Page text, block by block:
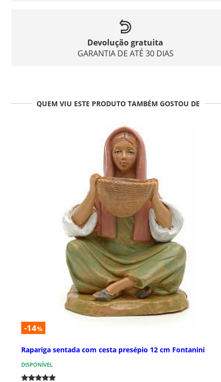
Devolução gratuita
GARANTIA DE ATÉ 30 DIAS
QUEM VIU ESTE PRODUTO TAMBÉM GOSTOU DE
-14%
Rapariga sentada com cesta presépio 12 cm Fontanini
DISPONÍVEL